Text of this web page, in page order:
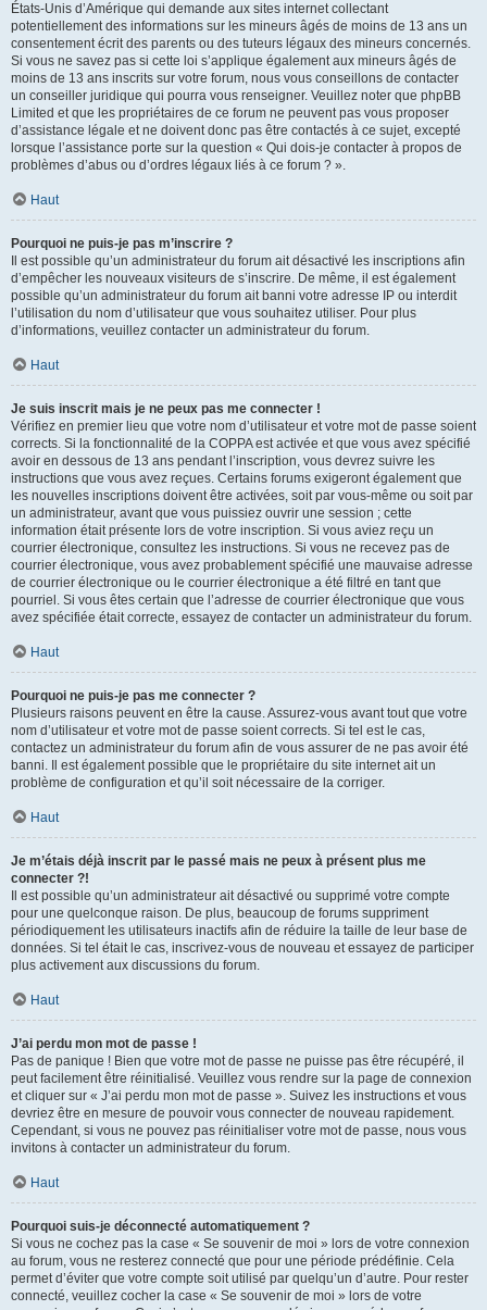
États-Unis d’Amérique qui demande aux sites internet collectant
potentiellement des informations sur les mineurs âgés de moins de 13 ans un
consentement écrit des parents ou des tuteurs légaux des mineurs concernés.
Si vous ne savez pas si cette loi s’applique également aux mineurs âgés de
moins de 13 ans inscrits sur votre forum, nous vous conseillons de contacter
un conseiller juridique qui pourra vous renseigner. Veuillez noter que phpBB
Limited et que les propriétaires de ce forum ne peuvent pas vous proposer
d’assistance légale et ne doivent donc pas être contactés à ce sujet, excepté
lorsque l’assistance porte sur la question « Qui dois-je contacter à propos de
problèmes d’abus ou d’ordres légaux liés à ce forum ? ».
Haut
Pourquoi ne puis-je pas m’inscrire ?
Il est possible qu’un administrateur du forum ait désactivé les inscriptions afin
d’empêcher les nouveaux visiteurs de s’inscrire. De même, il est également
possible qu’un administrateur du forum ait banni votre adresse IP ou interdit
l’utilisation du nom d’utilisateur que vous souhaitez utiliser. Pour plus
d’informations, veuillez contacter un administrateur du forum.
Haut
Je suis inscrit mais je ne peux pas me connecter !
Vérifiez en premier lieu que votre nom d’utilisateur et votre mot de passe soient
corrects. Si la fonctionnalité de la COPPA est activée et que vous avez spécifié
avoir en dessous de 13 ans pendant l’inscription, vous devrez suivre les
instructions que vous avez reçues. Certains forums exigeront également que
les nouvelles inscriptions doivent être activées, soit par vous-même ou soit par
un administrateur, avant que vous puissiez ouvrir une session ; cette
information était présente lors de votre inscription. Si vous aviez reçu un
courrier électronique, consultez les instructions. Si vous ne recevez pas de
courrier électronique, vous avez probablement spécifié une mauvaise adresse
de courrier électronique ou le courrier électronique a été filtré en tant que
pourriel. Si vous êtes certain que l’adresse de courrier électronique que vous
avez spécifiée était correcte, essayez de contacter un administrateur du forum.
Haut
Pourquoi ne puis-je pas me connecter ?
Plusieurs raisons peuvent en être la cause. Assurez-vous avant tout que votre
nom d’utilisateur et votre mot de passe soient corrects. Si tel est le cas,
contactez un administrateur du forum afin de vous assurer de ne pas avoir été
banni. Il est également possible que le propriétaire du site internet ait un
problème de configuration et qu’il soit nécessaire de la corriger.
Haut
Je m’étais déjà inscrit par le passé mais ne peux à présent plus me
connecter ?!
Il est possible qu’un administrateur ait désactivé ou supprimé votre compte
pour une quelconque raison. De plus, beaucoup de forums suppriment
périodiquement les utilisateurs inactifs afin de réduire la taille de leur base de
données. Si tel était le cas, inscrivez-vous de nouveau et essayez de participer
plus activement aux discussions du forum.
Haut
J’ai perdu mon mot de passe !
Pas de panique ! Bien que votre mot de passe ne puisse pas être récupéré, il
peut facilement être réinitialisé. Veuillez vous rendre sur la page de connexion
et cliquer sur « J’ai perdu mon mot de passe ». Suivez les instructions et vous
devriez être en mesure de pouvoir vous connecter de nouveau rapidement.
Cependant, si vous ne pouvez pas réinitialiser votre mot de passe, nous vous
invitons à contacter un administrateur du forum.
Haut
Pourquoi suis-je déconnecté automatiquement ?
Si vous ne cochez pas la case « Se souvenir de moi » lors de votre connexion
au forum, vous ne resterez connecté que pour une période prédéfinie. Cela
permet d’éviter que votre compte soit utilisé par quelqu’un d’autre. Pour rester
connecté, veuillez cocher la case « Se souvenir de moi » lors de votre